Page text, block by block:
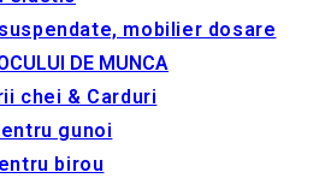
mobilier dosare
DE MUNCA
chei & Сarduri
gunoi
birou